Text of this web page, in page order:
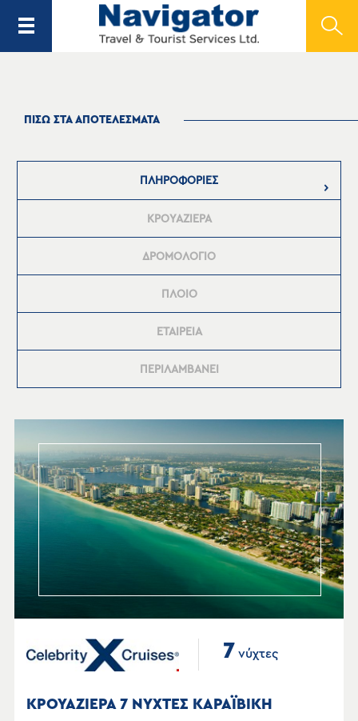
ΠΙΣΩ ΣΤΑ ΑΠΟΤΕΛΕΣΜΑΤΑ
ΠΛΗΡΟΦΟΡΙΕΣ
ΚΡΟΥΑΖΙΕΡΑ
ΔΡΟΜΟΛΟΓΙΟ
ΠΛΟΙΟ
ΕΤΑΙΡΕΙΑ
ΠΕΡΙΛΑΜΒΑΝΕΙ
7 νύχτες
ΚΡΟΥΑΖΙΕΡΑ 7 ΝΥΧΤΕΣ ΚΑΡΑΪΒΙΚΗ